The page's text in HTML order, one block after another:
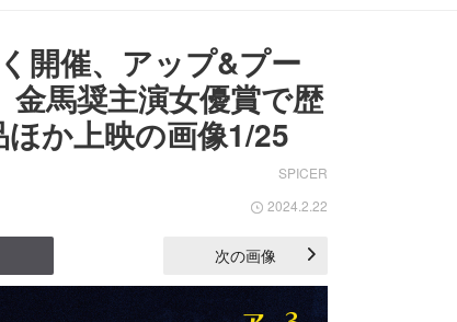
開催、アップ&プー
馬奨主演女優賞で歴
か上映の画像1/25
SPICER
2024.2.22
次の画像